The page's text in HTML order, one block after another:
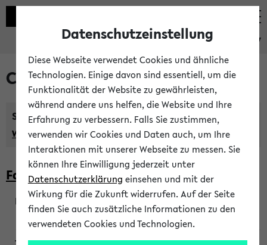
eKVV
Courses taught in English
Semester:
WiSe 2026/2027 SoSe 2026 Previous...
Faculty of Biology
200923
Datenschutzeinstellung
Diese Webseite verwendet Cookies und ähnliche
Technologien. Einige davon sind essentiell, um die
Funktionalität der Website zu gewährleisten,
während andere uns helfen, die Website und Ihre
Erfahrung zu verbessern. Falls Sie zustimmen,
verwenden wir Cookies und Daten auch, um Ihre
Interaktionen mit unserer Webseite zu messen. Sie
können Ihre Einwilligung jederzeit unter
Datenschutzerklärung einsehen und mit der
Wirkung für die Zukunft widerrufen. Auf der Seite
finden Sie auch zusätzliche Informationen zu den
verwendeten Cookies und Technologien.